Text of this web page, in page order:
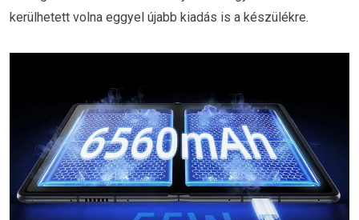
kerülhetett volna eggyel újabb kiadás is a készülékre.